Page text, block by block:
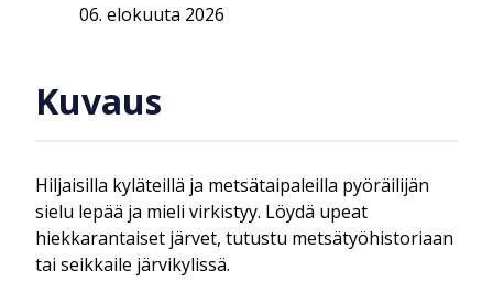
06. elokuuta 2026
Kuvaus
Hiljaisilla kyläteillä ja metsätaipaleilla pyöräilijän
sielu lepää ja mieli virkistyy. Löydä upeat
hiekkarantaiset järvet, tutustu metsätyöhistoriaan
tai seikkaile järvikylissä.